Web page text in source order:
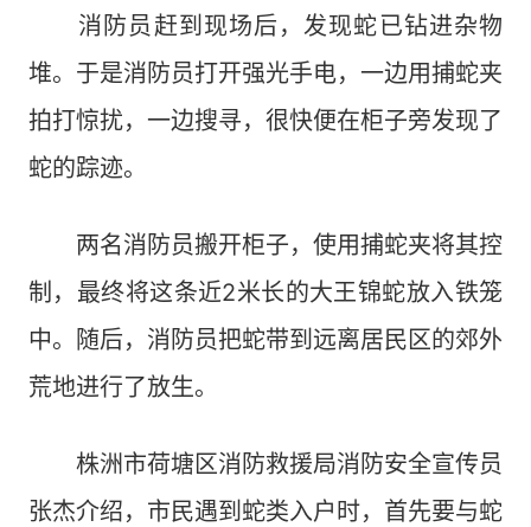
消防员赶到现场后，发现蛇已钻进杂物
堆。于是消防员打开强光手电，一边用捕蛇夹
拍打惊扰，一边搜寻，很快便在柜子旁发现了
蛇的踪迹。
两名消防员搬开柜子，使用捕蛇夹将其控
制，最终将这条近2米长的大王锦蛇放入铁笼
中。随后，消防员把蛇带到远离居民区的郊外
荒地进行了放生。
株洲市荷塘区消防救援局消防安全宣传员
张杰介绍，市民遇到蛇类入户时，首先要与蛇